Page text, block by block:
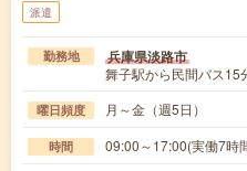
派遣
勤務地 兵庫県淡路市
舞子駅から民間バス15
曜日頻度 月～金（週5日）
時間 09:00～17:00(実働7